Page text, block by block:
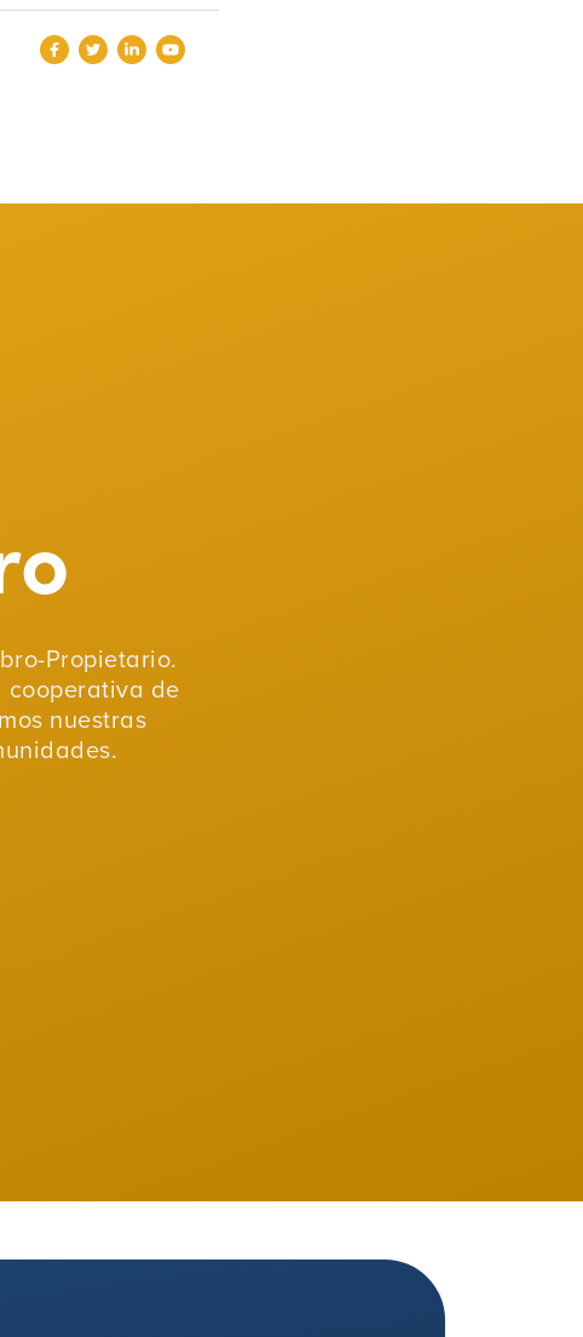
Propietario.
cooperativa de
nuestras